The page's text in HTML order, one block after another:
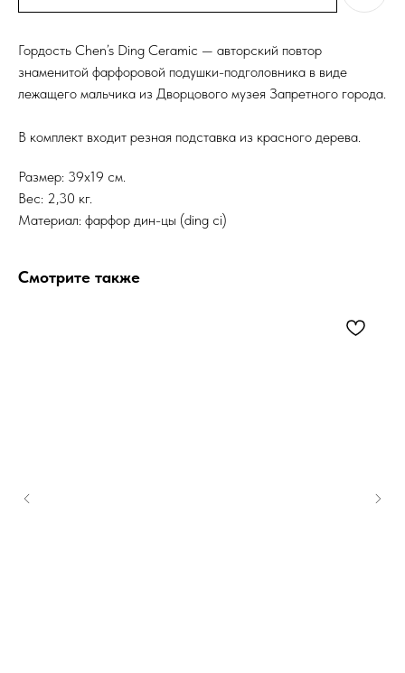
Гордость Chen’s Ding Ceramic — авторский повтор
знаменитой фарфоровой подушки-подголовника в виде
лежащего мальчика из Дворцового музея Запретного города.
В комплект входит резная подставка из красного дерева.
Размер: 39х19 см.
Вес: 2,30 кг.
Материал: фарфор дин-цы (ding ci)
Смотрите также